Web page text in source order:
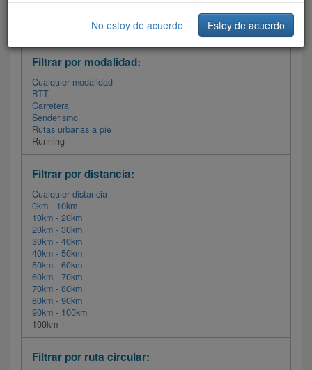
Filtrar las rutas
Filtrar por modalidad:
Cualquier modalidad
BTT
Carretera
Senderismo
Rutas urbanas a pie
Running
Filtrar por distancia:
Cualquier distancia
0km - 10km
10km - 20km
20km - 30km
30km - 40km
40km - 50km
50km - 60km
60km - 70km
70km - 80km
80km - 90km
90km - 100km
100km +
Filtrar por ruta circular:
No estoy de acuerdo Estoy de acuerdo